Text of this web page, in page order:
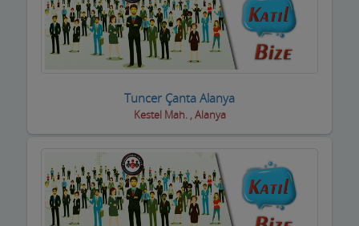
Tuncer Çanta Alanya
Kestel Mah. , Alanya